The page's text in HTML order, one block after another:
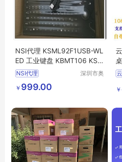
NSI代理 KSML92F1USB-WL
ED 工业键盘 KBMT106 KST
L105F1USB
NSI代理
KSML92F1USB
WLED KBMT106
深圳市奥
￥ 999.00 ￥